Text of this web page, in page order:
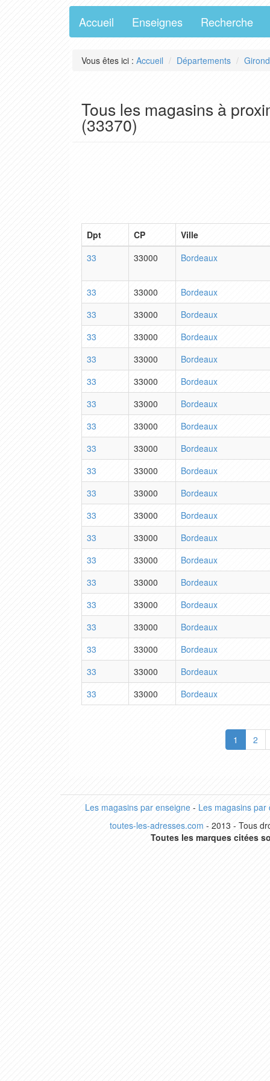
Accueil Enseignes Recherche
Vous êtes ici : Accueil Départements
Tous les magasins à
(33370)
Dpt CP
Ville
33
33000 Bordeaux
33 33000
Bordeaux
33
33000
Bordeaux
33
33000
Bordeaux
33
33000
Bordeaux
33
33000
Bordeaux
33
33000
Bordeaux
33
33000
Bordeaux
33
33000
Bordeaux
33
33000
Bordeaux
33
33000
Bordeaux
33
33000
Bordeaux
33
33000
Bordeaux
33
33000
Bordeaux
33
33000
Bordeaux
33
33000
Bordeaux
33
33000
Bordeaux
33
33000
Bordeaux
33
33000
Bordeaux
33
33000 Bordeaux
1 2
Les magasins par enseigne- Les magasins par
toutes-les-adresses.com - 2013 - Tous
Toutes les marques citées